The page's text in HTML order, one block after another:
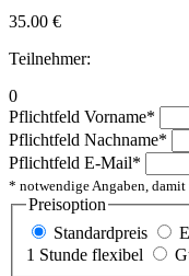
35.00 €
Teilnehmer:
0
Pflichtfeld Vorname*
Pflichtfeld Nachname*
Pflichtfeld E-Mail*
* notwendige Angaben,
Preisoption
Standardpreis
1 Stunde flexibel